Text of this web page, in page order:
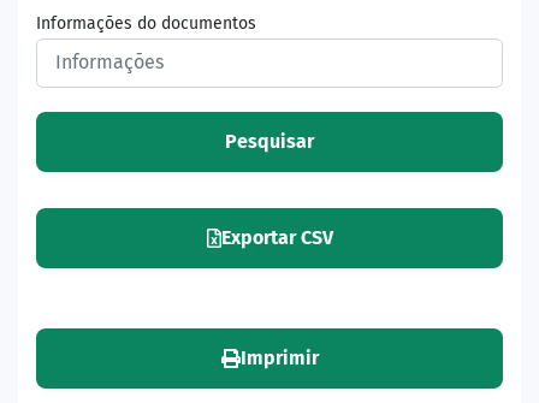
Informações do documentos
Pesquisar
Exportar CSV
Imprimir